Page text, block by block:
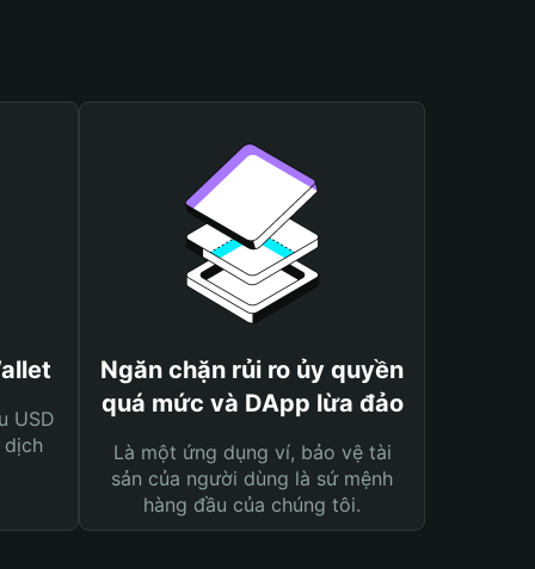
USD
Ngăn chặn rủi ro ủy quyền
quá mức và DApp lừa đảo
Là một ứng dụng ví, bảo vệ tài
sản của người dùng là sứ mệnh
hàng đầu của chúng tôi.